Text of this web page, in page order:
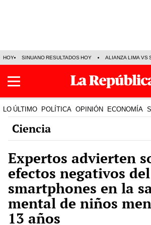
HOY SINUANO RESULTADOS HOY ALIANZA LIMA VS
LO ÚLTIMO POLÍTICA OPINIÓN ECONOMÍA
Ciencia
Expertos advierten
efectos negativos
smartphones en la
mental de niños
13 años